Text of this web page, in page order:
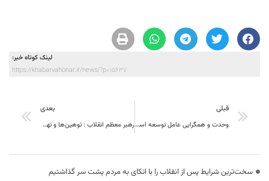
لینک کوتاه خبر:
https://khabarvahonar.ir/news/?p=15637
قبلی
وحدت و همگرایی عامل توسعه استان
بعدی
️رهبر معظم انقلاب : توهین‌ها و تهمت‌ها در فضای مجازی گناه کبیره است باید روح وحدت را حفظ کرد
سخت‌ترین شرایط پس از انقلاب را با اتکای به مردم پشت سر گذاشتیم